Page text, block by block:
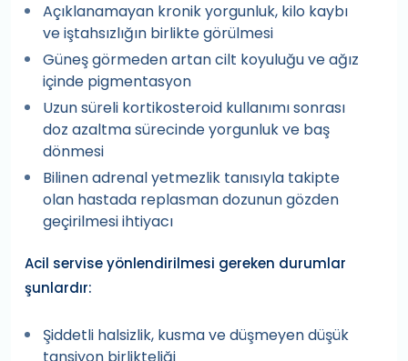
Açıklanamayan kronik yorgunluk, kilo kaybı
ve iştahsızlığın birlikte görülmesi
Güneş görmeden artan cilt koyuluğu ve ağız
içinde pigmentasyon
Uzun süreli kortikosteroid kullanımı sonrası
doz azaltma sürecinde yorgunluk ve baş
dönmesi
Bilinen adrenal yetmezlik tanısıyla takipte
olan hastada replasman dozunun gözden
geçirilmesi ihtiyacı
Acil servise yönlendirilmesi gereken durumlar
şunlardır:
Şiddetli halsizlik, kusma ve düşmeyen düşük